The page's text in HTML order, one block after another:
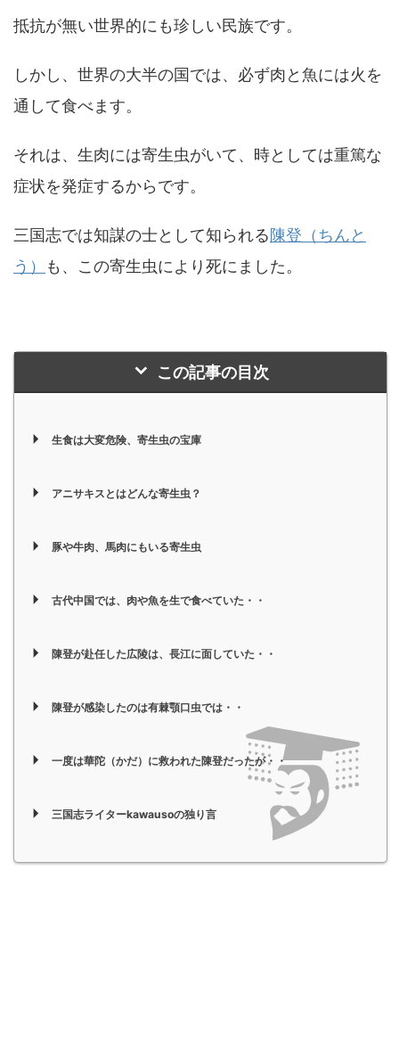
抵抗が無い世界的にも珍しい民族です。
しかし、世界の大半の国では、必ず肉と魚には火を
通して食べます。
それは、生肉には寄生虫がいて、時としては重篤な
症状を発症するからです。
三国志では知謀の士として知られる陳登（ちんと
う）
も、この寄生虫により死にました。
この記事の目次
生食は大変危険、寄生虫の宝庫
アニサキスとはどんな寄生虫？
豚や牛肉、馬肉にもいる寄生虫
古代中国では、肉や魚を生で食べていた・・
陳登が赴任した広陵は、長江に面していた・・
陳登が感染したのは有棘顎口虫では・・
一度は華陀（かだ）に救われた陳登だったが・・
三国志ライターkawausoの独り言